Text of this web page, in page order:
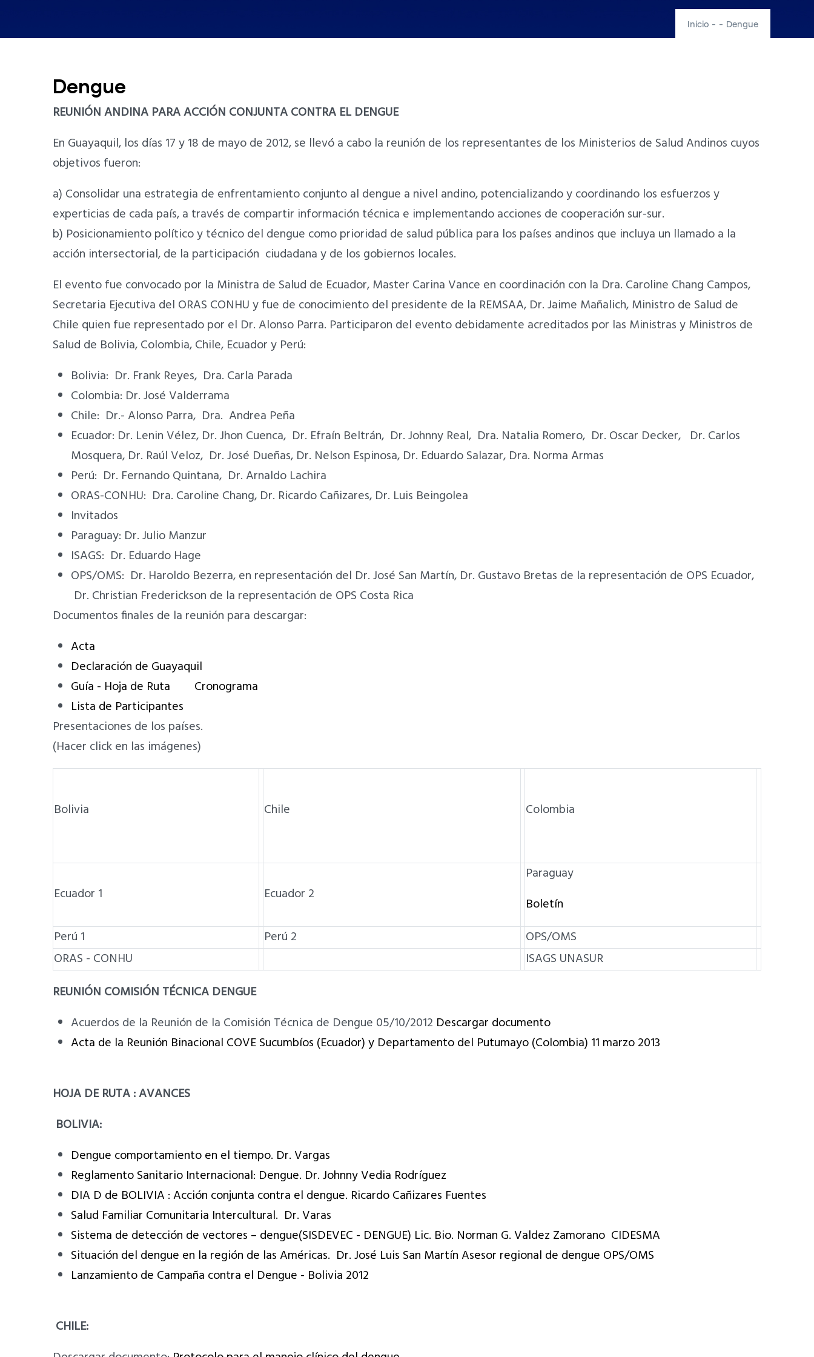
Inicio - - Dengue
Dengue
REUNIÓN ANDINA PARA ACCIÓN CONJUNTA CONTRA EL DENGUE
En Guayaquil, los días 17 y 18 de mayo de 2012, se llevó a cabo la reunión de los representantes de los Ministerios de Salud Andinos cuyos
objetivos fueron:
a) Consolidar una estrategia de enfrentamiento conjunto al dengue a nivel andino, potencializando y coordinando los esfuerzos y
experticias de cada país, a través de compartir información técnica e implementando acciones de cooperación sur-sur.
b) Posicionamiento político y técnico del dengue como prioridad de salud pública para los países andinos que incluya un llamado a la
acción intersectorial, de la participación ciudadana y de los gobiernos locales.
El evento fue convocado por la Ministra de Salud de Ecuador, Master Carina Vance en coordinación con la Dra. Caroline Chang Campos,
Secretaria Ejecutiva del ORAS CONHU y fue de conocimiento del presidente de la REMSAA, Dr. Jaime Mañalich, Ministro de Salud de
Chile quien fue representado por el Dr. Alonso Parra. Participaron del evento debidamente acreditados por las Ministras y Ministros de
Salud de Bolivia, Colombia, Chile, Ecuador y Perú:
Bolivia: Dr. Frank Reyes, Dra. Carla Parada
Colombia: Dr. José Valderrama
Chile: Dr.- Alonso Parra, Dra. Andrea Peña
Ecuador: Dr. Lenin Vélez, Dr. Jhon Cuenca, Dr. Efraín Beltrán, Dr. Johnny Real, Dra. Natalia Romero, Dr. Oscar Decker, Dr. Carlos
Mosquera, Dr. Raúl Veloz, Dr. José Dueñas, Dr. Nelson Espinosa, Dr. Eduardo Salazar, Dra. Norma Armas
Perú: Dr. Fernando Quintana, Dr. Arnaldo Lachira
ORAS-CONHU: Dra. Caroline Chang, Dr. Ricardo Cañizares, Dr. Luis Beingolea
Invitados
Paraguay: Dr. Julio Manzur
ISAGS: Dr. Eduardo Hage
OPS/OMS: Dr. Haroldo Bezerra, en representación del Dr. José San Martín, Dr. Gustavo Bretas de la representación de OPS Ecuador,
Dr. Christian Frederickson de la representación de OPS Costa Rica
Documentos finales de la reunión para descargar:
Acta
Declaración de Guayaquil
Guía - Hoja de Ruta
Cronograma
Lista de Participantes
Presentaciones de los países.
(Hacer click en las imágenes)
Bolivia Chile Colombia
Ecuador 1 Ecuador 2
Paraguay
Boletín
Perú 1
Perú 2
OPS/OMS
ORAS - CONHU
ISAGS UNASUR
REUNIÓN COMISIÓN TÉCNICA DENGUE
Acuerdos de la Reunión de la Comisión Técnica de Dengue 05/10/2012 Descargar documento
Acta de la Reunión Binacional COVE Sucumbíos (Ecuador) y Departamento del Putumayo (Colombia) 11 marzo 2013
HOJA DE RUTA : AVANCES
BOLIVIA:
Dengue comportamiento en el tiempo. Dr. Vargas
Reglamento Sanitario Internacional: Dengue. Dr. Johnny Vedia Rodríguez
DIA D de BOLIVIA : Acción conjunta contra el dengue. Ricardo Cañizares Fuentes
Salud Familiar Comunitaria Intercultural. Dr. Varas
Sistema de detección de vectores – dengue(SISDEVEC - DENGUE) Lic. Bio. Norman G. Valdez Zamorano CIDESMA
Situación del dengue en la región de las Américas. Dr. José Luis San Martín Asesor regional de dengue OPS/OMS
Lanzamiento de Campaña contra el Dengue - Bolivia 2012
CHILE: